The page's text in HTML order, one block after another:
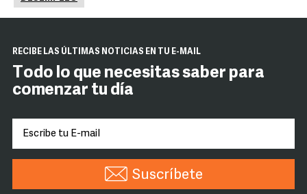
RECIBE LAS ÚLTIMAS NOTICIAS EN TU E-MAIL
Todo lo que necesitas saber para
comenzar tu día
Suscríbete